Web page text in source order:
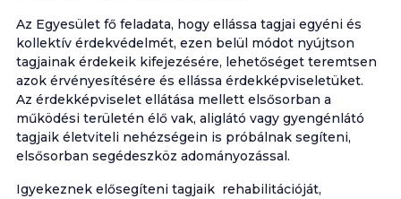
Az Egyesület fő feladata, hogy ellássa tagjai egyéni és
kollektív érdekvédelmét, ezen belül módot nyújtson
tagjainak érdekeik kifejezésére, lehetőséget teremtsen
azok érvényesítésére és ellássa érdekképviseletüket.
Az érdekképviselet ellátása mellett elsősorban a
működési területén élő vak, aliglátó vagy gyengénlátó
tagjaik életviteli nehézségein is próbálnak segíteni,
elsősorban segédeszköz adományozással.
Igyekeznek elősegíteni tagjaik rehabilitációját,